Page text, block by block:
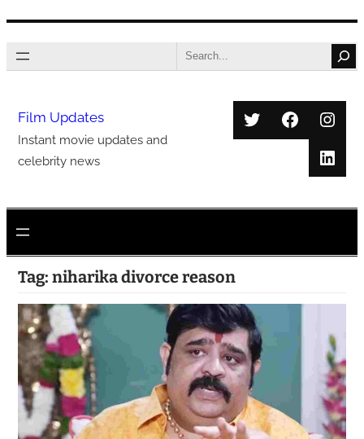
to
Search
Film Updates
Instant movie updates and
celebrity news
Twitter
Tag: niharika divorce reason